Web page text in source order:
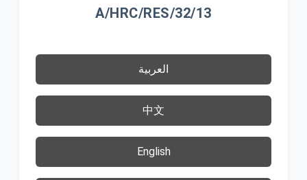
A/HRC/RES/32/13
العربية
中文
English